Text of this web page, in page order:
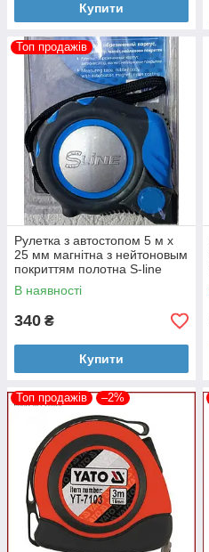
Купити
Топ продажів
Рулетка з автостопом 5 м x
25 мм магнітна з нейтоновым
покриттям полотна S-line
В наявності
340 ₴
Купити
Топ продажів –2%